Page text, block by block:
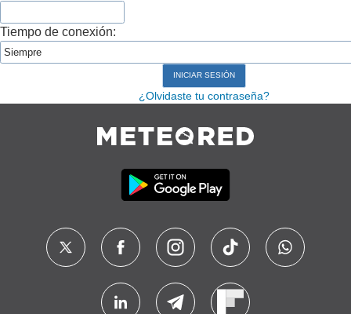
Tiempo de conexión:
¿Olvidaste tu contraseña?